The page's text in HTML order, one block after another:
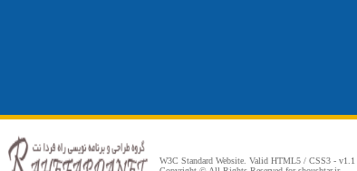
W3C Standard Website. Valid HTML5 / CSS3 - v1.1